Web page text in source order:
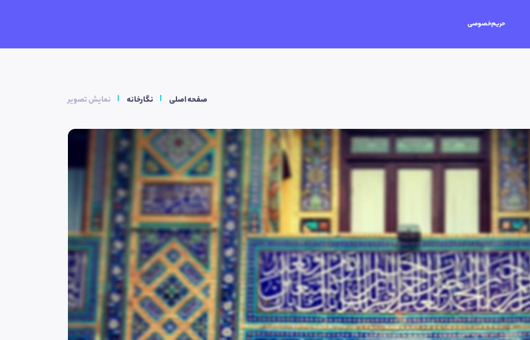
حریم‌خصوصی
صفحه اصلی نگارخانه نمایش تصویر